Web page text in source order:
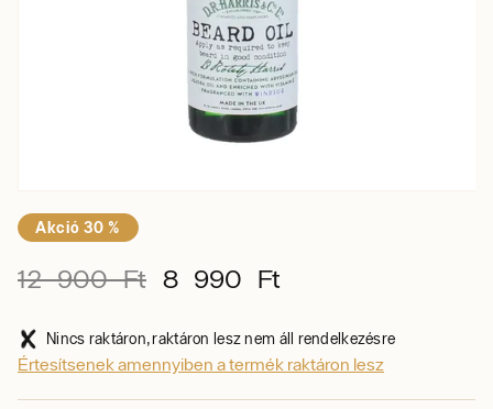
Akció 30 %
12 900 Ft 8 990 Ft
Nincs raktáron, raktáron lesz nem áll rendelkezésre
Értesítsenek amennyiben a termék raktáron lesz